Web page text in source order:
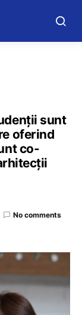
sunt
oferind
co-
No comments